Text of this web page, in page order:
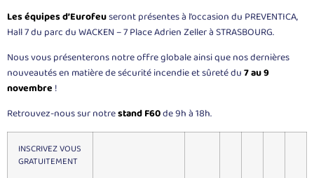
Les équipes d’Eurofeuseront présentes à l’occasion du PREVENTICA,
Hall 7 du parc du WACKEN – 7 Place Adrien Zeller à STRASBOURG.
Nous vous présenterons notre offre globale ainsi que nos dernières
nouveautés en matière de sécurité incendie et sûreté du7 au 9
novembre !
Retrouvez-nous sur notrestand F60de 9h à 18h.
INSCRIVEZ VOUS
GRATUITEMENT